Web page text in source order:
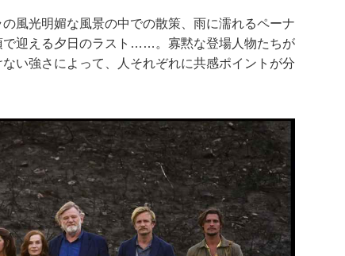
風光明媚な風景の中での散策、雨に濡れるペーナ
迎える夕日のラスト……。寡黙な登場人物たちが
い強さによって、人それぞれに共感ポイントが分